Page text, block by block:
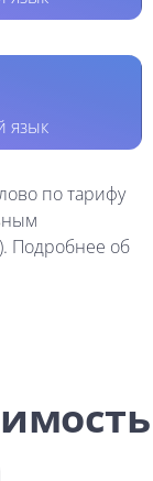
язык
по тарифу
Подробнее об